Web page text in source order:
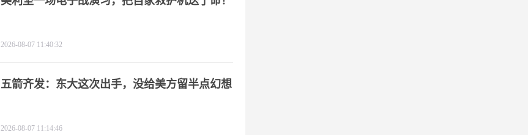
2026-08-07 11:40:32
五箭齐发：东大这次出手，没给美方留半点幻想
2026-08-07 11:14:46